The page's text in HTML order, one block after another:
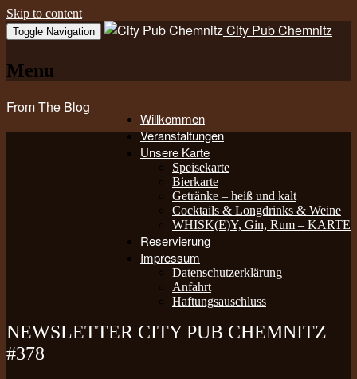
Skip to content
Toggle Navigation City Pub Chemnitz
Menu
Willkommen
Veranstaltungen
Unsere Karte
Speisekarte
Bierkarte
Getränke – heiß und kalt
Cocktails & Longdrinks & Weine
WHISK(E)Y, Gin, Rum – KARTE
Reservierung
Impressum
Datenschutzerklärung
Anfahrt
Haftungsauschluss
From The Blog
NEWSLETTER CITY PUB CHEMNITZ
#378